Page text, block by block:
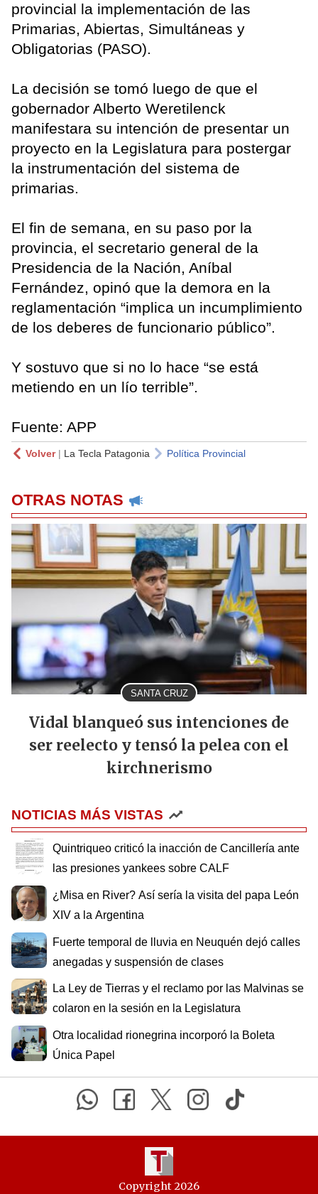
provincial la implementación de las
Primarias, Abiertas, Simultáneas y
Obligatorias (PASO).
La decisión se tomó luego de que el
gobernador Alberto Weretilenck
manifestara su intención de presentar un
proyecto en la Legislatura para postergar
la instrumentación del sistema de
primarias.
El fin de semana, en su paso por la
provincia, el secretario general de la
Presidencia de la Nación, Aníbal
Fernández, opinó que la demora en la
reglamentación “implica un incumplimiento
de los deberes de funcionario público”.
Y sostuvo que si no lo hace “se está
metiendo en un lío terrible”.
Fuente: APP
Volver| La Tecla Patagonia Política Provincial
OTRAS NOTAS
SANTA CRUZ
Vidal blanqueó sus intenciones de
ser reelecto y tensó la pelea con el
kirchnerismo
NOTICIAS MÁS VISTAS
Quintriqueo criticó la inacción de Cancillería ante
las presiones yankees sobre CALF
¿Misa en River? Así sería la visita del papa León
XIV a la Argentina
Fuerte temporal de lluvia en Neuquén dejó calles
anegadas y suspensión de clases
La Ley de Tierras y el reclamo por las Malvinas se
colaron en la sesión en la Legislatura
Otra localidad rionegrina incorporó la Boleta
Única Papel
Copyright 2026